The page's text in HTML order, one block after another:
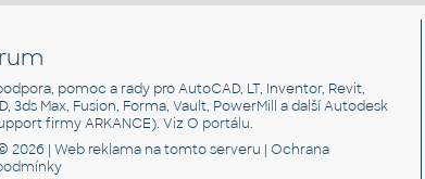
pomoc a rady pro AutoCAD, LT, Inventor, Revit,
3ds Max, Fusion, Forma, Vault, PowerMill a další Autodesk
firmy ARKANCE). VizO portálu.
2026 |Web reklama na tomto serveru |Ochrana